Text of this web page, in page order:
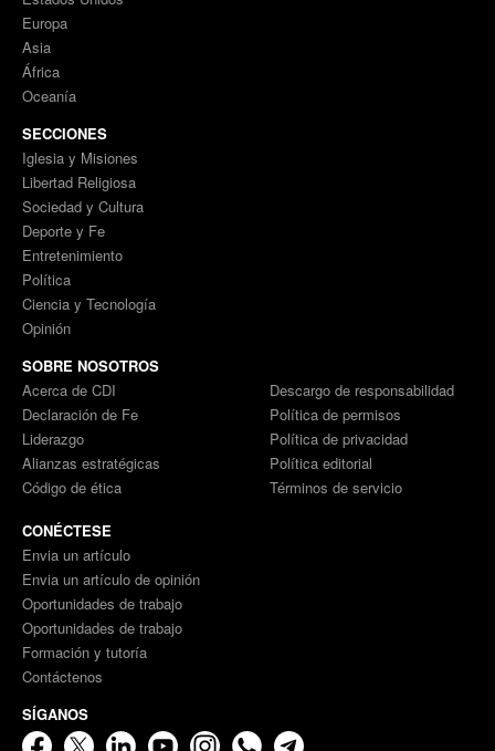
Europa
Asia
África
Oceanía
SECCIONES
Iglesia y Misiones
Libertad Religiosa
Sociedad y Cultura
Deporte y Fe
Entretenimiento
Política
Ciencia y Tecnología
Opinión
SOBRE NOSOTROS
Acerca de CDI
Declaración de Fe
Liderazgo
Alianzas estratégicas
Código de ética
Descargo de responsabilidad
Política de permisos
Política de privacidad
Política editorial
Términos de servicio
CONÉCTESE
Envia un artículo
Envia un artículo de opinión
Oportunidades de trabajo
Oportunidades de trabajo
Formación y tutoría
Contáctenos
SÍGANOS